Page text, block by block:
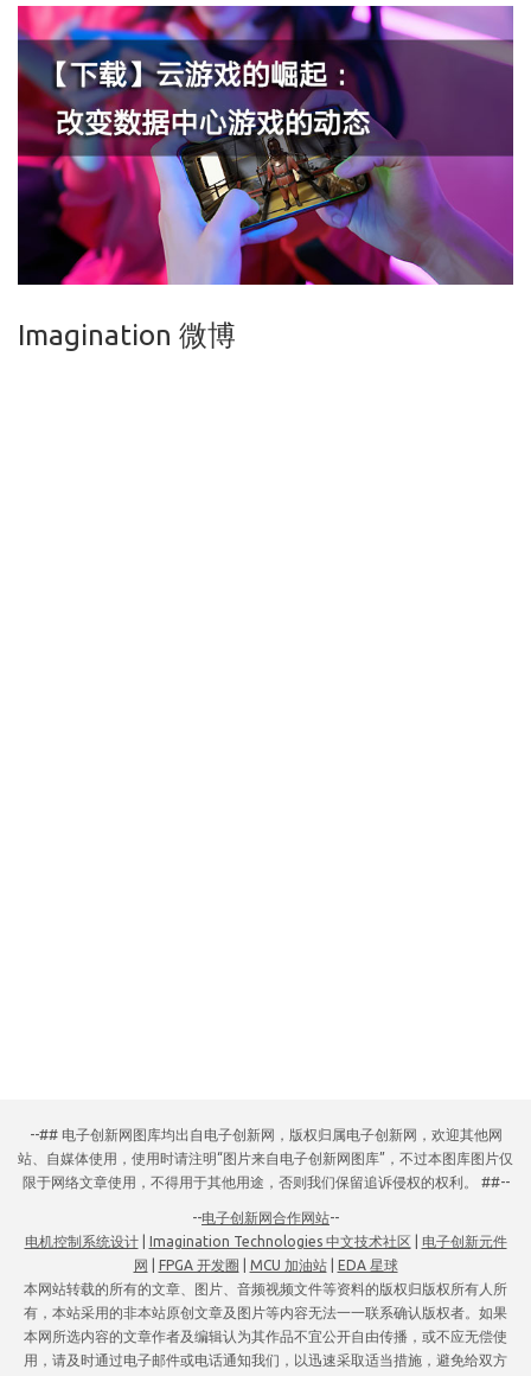
Imagination 微博
--## 电子创新网图库均出自电子创新网，版权归属电子创新网，欢迎其他网
站、自媒体使用，使用时请注明“图片来自电子创新网图库”，不过本图库图片仅
限于网络文章使用，不得用于其他用途，否则我们保留追诉侵权的权利。 ##--
--电子创新网合作网站--
电机控制系统设计| Imagination Technologies 中文技术社区
电子创新元件
网
FPGA 开发圈 MCU 加油站|
EDA 星球
本网站转载的所有的文章、图片、音频视频文件等资料的版权归版权所有人所
有，本站采用的非本站原创文章及图片等内容无法一一联系确认版权者。如果
本网所选内容的文章作者及编辑认为其作品不宜公开自由传播，或不应无偿使
用，请及时通过电子邮件或电话通知我们，以迅速采取适当措施，避免给双方